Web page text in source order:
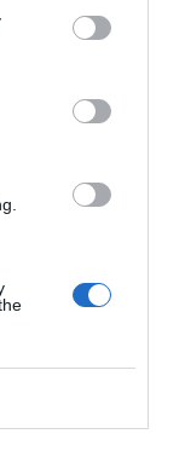
al MWC
l'API Edge
una
jamen
ho de fer